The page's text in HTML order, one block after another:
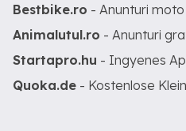
Bestbike.ro - Anunturi moto
Animalutul.ro - Anunturi
Startapro.hu - Ingyenes
Quoka.de - Kostenlose